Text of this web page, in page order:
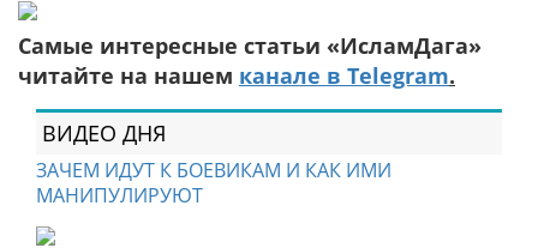
Самые интересные статьи «ИсламДага»
читайте на нашем канале в Telegram.
ВИДЕО ДНЯ
ЗАЧЕМ ИДУТ К БОЕВИКАМ И КАК ИМИ
МАНИПУЛИРУЮТ